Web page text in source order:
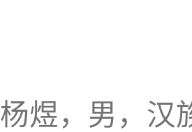
杨煜，男，汉